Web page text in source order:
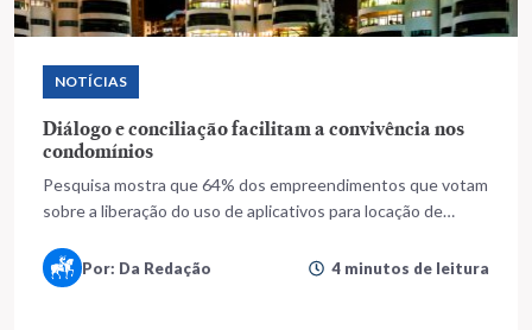
NOTÍCIAS
Diálogo e conciliação facilitam a convivência nos
condomínios
Pesquisa mostra que 64% dos empreendimentos que votam
sobre a liberação do uso de aplicativos para locação de
Por: Da Redação 4 minutos de leitura